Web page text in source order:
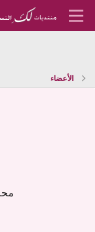
الأعضاء